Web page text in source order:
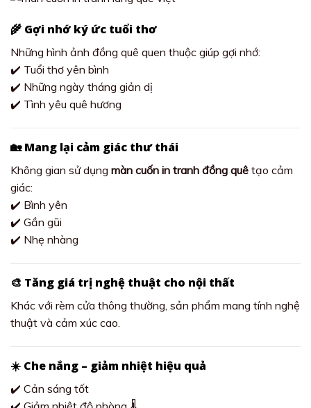
🌾 Gợi nhớ ký ức tuổi thơ
Những hình ảnh đồng quê quen thuộc giúp gợi nhớ:
✔️ Tuổi thơ yên bình
✔️ Những ngày tháng giản dị
✔️ Tình yêu quê hương
🏡 Mang lại cảm giác thư thái
Không gian sử dụng màn cuốn in tranh đồng quê tạo cảm
giác:
✔️ Bình yên
✔️ Gần gũi
✔️ Nhẹ nhàng
🎨 Tăng giá trị nghệ thuật cho nội thất
Khác với rèm cửa thông thường, sản phẩm mang tính nghệ
thuật và cảm xúc cao.
☀️ Che nắng – giảm nhiệt hiệu quả
✔️ Cản sáng tốt